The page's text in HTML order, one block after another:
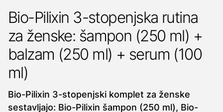
Bio-Pilixin 3-stopenjska rutina
za ženske: šampon (250 ml) +
balzam (250 ml) + serum (100
ml)
Bio-Pilixin 3-stopenjski komplet za ženske
sestavljajo: Bio-Pilixin šampon (250 ml), Bio-